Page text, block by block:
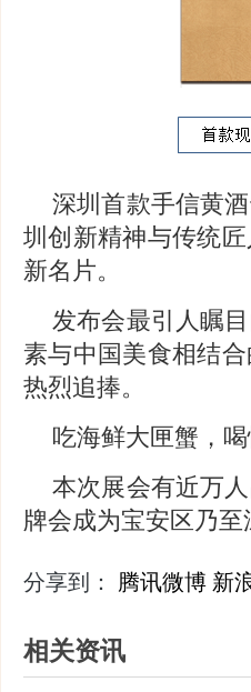
深圳首款手信黄
圳创新精神与传统
新名片。
发布会最引人瞩
素与中国美食相结
热烈追捧。
吃海鲜大匣蟹，
本次展会有近万
牌会成为宝安区乃至
分享到： 腾讯微博 新
相关资讯